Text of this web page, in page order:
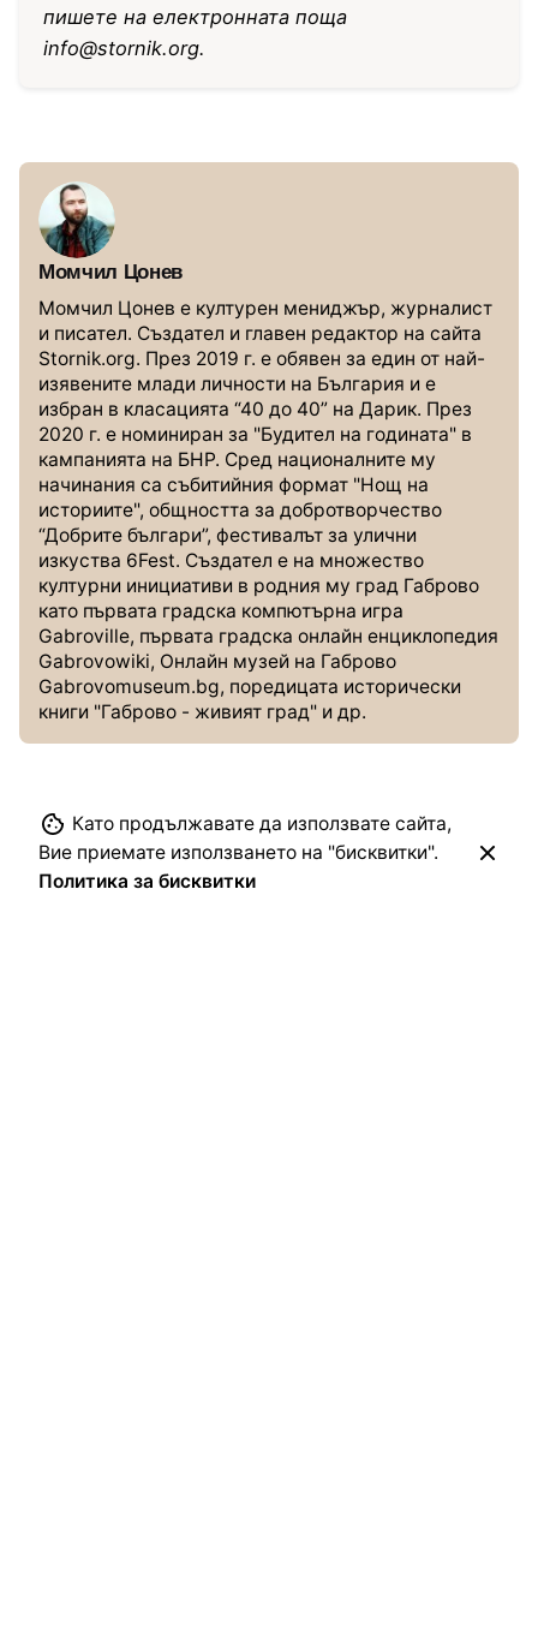
пишете на електронната поща
info@stornik.org.
Момчил Цонев
Момчил Цонев е културен мениджър, журналист
и писател. Създател и главен редактор на сайта
Stornik.org. През 2019 г. е обявен за един от най-
изявените млади личности на България и е
избран в класацията “40 до 40” на Дарик. През
2020 г. е номиниран за "Будител на годината" в
кампанията на БНР. Сред националните му
начинания са събитийния формат "Нощ на
историите", общността за добротворчество
“Добрите българи”, фестивалът за улични
изкуства 6Fest. Създател е на множество
културни инициативи в родния му град Габрово
като първата градска компютърна игра
Gabroville, първата градска онлайн енциклопедия
Gabrovowiki, Онлайн музей на Габрово
Gabrovomuseum.bg, поредицата исторически
книги "Габрово - живият град" и др.
Като продължавате да използвате сайта,
Вие приемате използването на "бисквитки".
Политика за бисквитки